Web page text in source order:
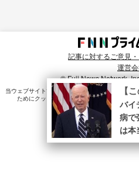
記事に対するご意見
運営
© Fuji News Network,
当ウェブサイトでは、ユーザのニーズ・興味・関
ためにクッキーを使⽤しています。詳細は、
【
バイ
病で
は本